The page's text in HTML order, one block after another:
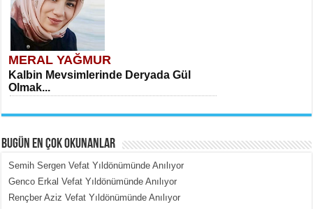
MERAL YAĞMUR
Kalbin Mevsimlerinde Deryada Gül
Olmak...
MEHMET ÇOBAN
BUGÜN EN ÇOK OKUNANLAR
Semih Sergen Vefat Yıldönümünde Anılıyor
Genco Erkal Vefat Yıldönümünde Anılıyor
Rençber Aziz Vefat Yıldönümünde Anılıyor